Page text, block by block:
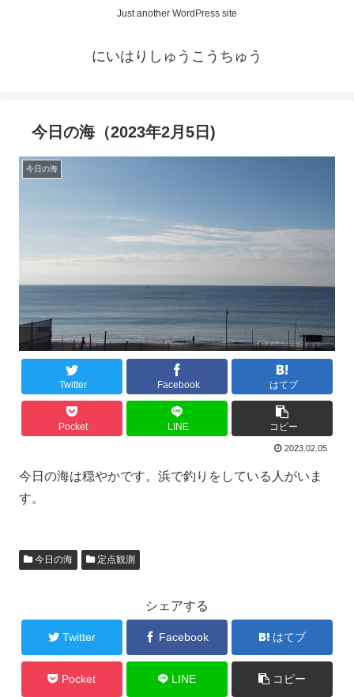
Just another WordPress site
にいはりしゅうこうちゅう
今日の海（2023年2月5日)
今日の海
Twitter Facebook はてブ
Pocket LINE コピー
2023.02.05
今日の海は穏やかです。浜で釣りをしている人がいま
す。
今日の海 定点観測
シェアする
Twitter Facebook はてブ
Pocket LINE コピー